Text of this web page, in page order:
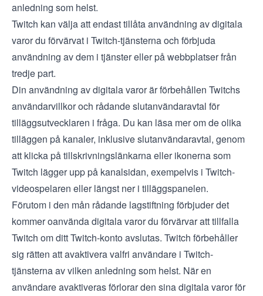
anledning som helst.
Twitch kan välja att endast tillåta användning av digitala
varor du förvärvat i Twitch-tjänsterna och förbjuda
användning av dem i tjänster eller på webbplatser från
tredje part.
Din användning av digitala varor är förbehållen Twitchs
användarvillkoroch rådande slutanvändaravtal för
tilläggsutvecklaren i fråga. Du kan läsa mer om de olika
tilläggen på kanaler, inklusive slutanvändaravtal, genom
att klicka på tillskrivningslänkarna eller ikonerna som
Twitch lägger upp på kanalsidan, exempelvis i Twitch-
videospelaren eller längst ner i tilläggspanelen.
Förutom i den mån rådande lagstiftning förbjuder det
kommer oanvända digitala varor du förvärvar att tillfalla
Twitch om ditt Twitch-konto avslutas. Twitch förbehåller
sig rätten att avaktivera valfri användare i Twitch-
tjänsterna av vilken anledning som helst. När en
användare avaktiveras förlorar den sina digitala varor för